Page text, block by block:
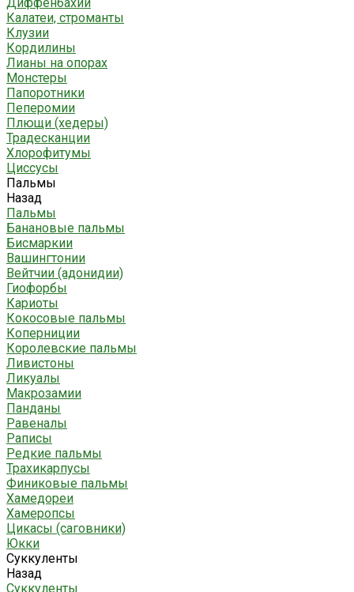
Калатеи, строманты
Клузии
Кордилины
Лианы на опорах
Монстеры
Папоротники
Пеперомии
Плющи (хедеры)
Традесканции
Хлорофитумы
Циссусы
Пальмы
Назад
Пальмы
Банановые пальмы
Бисмаркии
Вашингтонии
Вейтчии (адонидии)
Гиофорбы
Кариоты
Кокосовые пальмы
Коперниции
Королевские пальмы
Ливистоны
Ликуалы
Макрозамии
Панданы
Равеналы
Раписы
Редкие пальмы
Трахикарпусы
Финиковые пальмы
Хамедореи
Хамеропсы
Цикасы (саговники)
Юкки
Суккуленты
Назад
Суккуленты